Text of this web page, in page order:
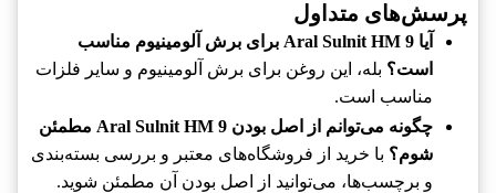
پرسش‌های متداول
آیا Aral Sulnit HM 9 برای برش آلومینیوم مناسب
است؟ بله، این روغن برای برش آلومینیوم و سایر فلزات
مناسب است.
چگونه می‌توانم از اصل بودن Aral Sulnit HM 9 مطمئن
شوم؟ با خرید از فروشگاه‌های معتبر و بررسی بسته‌بندی
و برچسب‌ها، می‌توانید از اصل بودن آن مطمئن شوید.